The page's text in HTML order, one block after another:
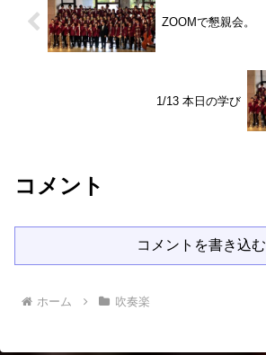
ZOOMで懇親会。
1/13 本日の学び
コメント
コメントを書き込む
ホーム 吹奏楽